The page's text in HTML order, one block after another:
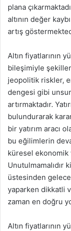
plana
altının değer
artış
Altın fiyatlarının
bileşimiyle
jeopolitik riskler,
dengesi gibi
artırmaktadır.
bulundurarak
bir yatırım aracı
bu eğilimlerin
küresel ekonomik
Unutulmamalıdır
üstesinden
yaparken dikkatli
zaman en doğru
Altın fiyatlarının